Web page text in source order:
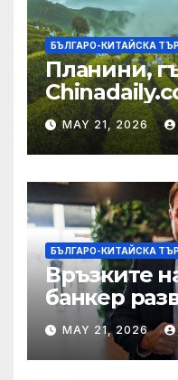
БЪЛГАРО-КИТАЙСКА
Планини,
MAY 21, 2026
БЪЛГАРО-КИТАЙСКА
Връзките
банкер
Болсонаро
Бразилия
MAY 21, 2026